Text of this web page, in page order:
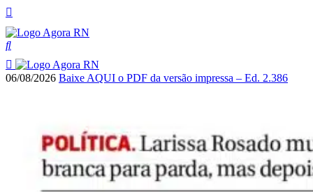
06/08/2026 Baixe AQUI o PDF da versão impressa – Ed. 2.386